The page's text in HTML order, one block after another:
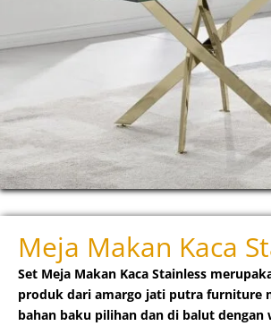
Meja Makan Kaca
Set Meja Makan Kaca Stainless
produk dari amargo jati putra furniture
bahan baku pilihan dan di balut dengan